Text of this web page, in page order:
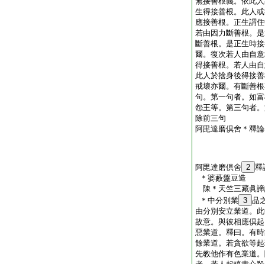
生得接善根。此人
應接善根。正生謂
若由因力斷善根。
斷善根。是正生時
爾。復次若人由自
得接善根。若人由
此人於捨身後得接
戒壞亦爾。有斷善
句。第一句者。如
怨王等。第三句者
除前三句
阿毘達磨倶舍＊釋
阿毘達磨倶舍 2 釋
＊婆藪盤豆造
陳＊天竺三藏眞
＊中分別業 3 品
由分別安立業道。
故意。與彼相應倶
惡業道。釋曰。有
餘業道。若貪欲等
先教他作有色業道